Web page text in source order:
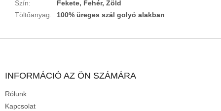
Szín:
Fekete, Fehér, Zöld
Töltőanyag: 100% üreges szál golyó alakban
INFORMÁCIÓ AZ ÖN SZÁMÁRA
Rólunk
Kapcsolat